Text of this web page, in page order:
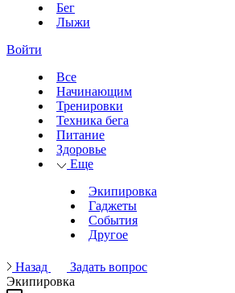
Бег
Лыжи
Войти
Все
Начинающим
Тренировки
Техника бега
Питание
Здоровье
Еще
Экипировка
Гаджеты
События
Другое
Назад
Задать вопрос
Экипировка